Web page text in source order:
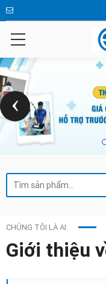
‹
CHÚNG TÔI LÀ AI
Giới thiệu